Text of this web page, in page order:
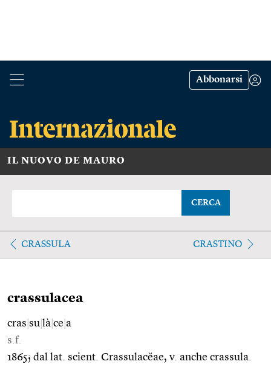
Abbonarsi
IL NUOVO DE MAURO
CERCA
CRASSULA CRASTINO
crassulacea
cras su là ce a
s.f.
1865; dal lat. scient. Crassulacĕae, v. anche crassula.